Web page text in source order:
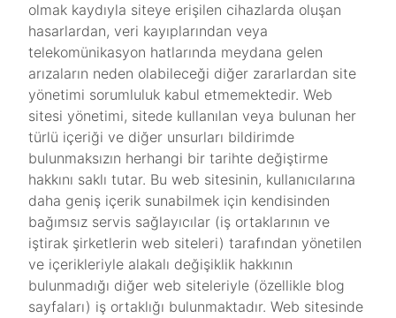
olmak kaydıyla siteye erişilen cihazlarda oluşan
hasarlardan, veri kayıplarından veya
telekomünikasyon hatlarında meydana gelen
arızaların neden olabileceği diğer zararlardan site
yönetimi sorumluluk kabul etmemektedir. Web
sitesi yönetimi, sitede kullanılan veya bulunan her
türlü içeriği ve diğer unsurları bildirimde
bulunmaksızın herhangi bir tarihte değiştirme
hakkını saklı tutar. Bu web sitesinin, kullanıcılarına
daha geniş içerik sunabilmek için kendisinden
bağımsız servis sağlayıcılar (iş ortaklarının ve
iştirak şirketlerin web siteleri) tarafından yönetilen
ve içerikleriyle alakalı değişiklik hakkının
bulunmadığı diğer web siteleriyle (özellikle blog
sayfaları) iş ortaklığı bulunmaktadır. Web sitesinde